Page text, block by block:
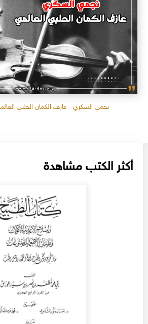
نجمي السكري - عازف الكمان الحلبي
أكثر الكتب مشاهدة